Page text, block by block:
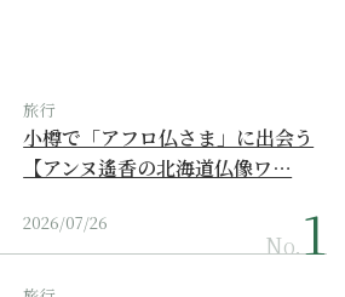
旅行
小樽で「アフロ仏さま」に出会う
【アンヌ遙香の北海道仏像ワ…
2026/07/26
No.